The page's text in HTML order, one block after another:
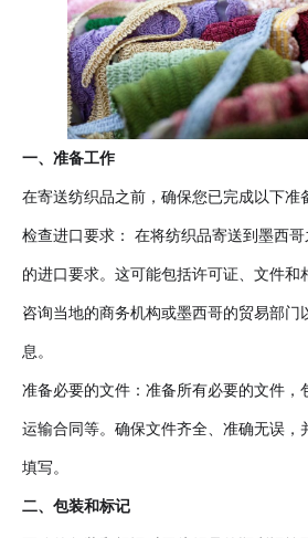
一、准备工作
在寄送纺织品之前，确保您已完成以下准
检查进口要求 ： 在将纺织品寄送到墨西
的进口要求。这可能包括许可证、文件和
咨询当地的商务机构或墨西哥的贸易部门
息。
准备必要的文件 ： 准备所有必要的文件，
运输合同等。确保文件齐全、准确无误，
填写。
二、包装和标记